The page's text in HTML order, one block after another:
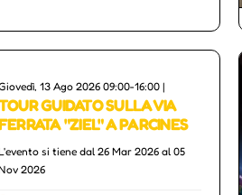
13 Ago 2026 09:00-16:00 |
GUIDATO SULLA VIA
"ZIEL" A PARCINES
si tiene dal 26 Mar 2026 al 05
2026
Others